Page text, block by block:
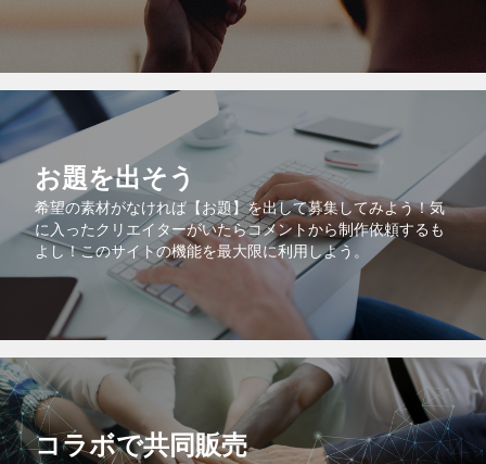
お題を出そう
希望の素材がなければ【お題】を出して募集してみよう！気
に入ったクリエイターがいたらコメントから制作依頼するも
よし！このサイトの機能を最大限に利用しよう。
コラボで共同販売